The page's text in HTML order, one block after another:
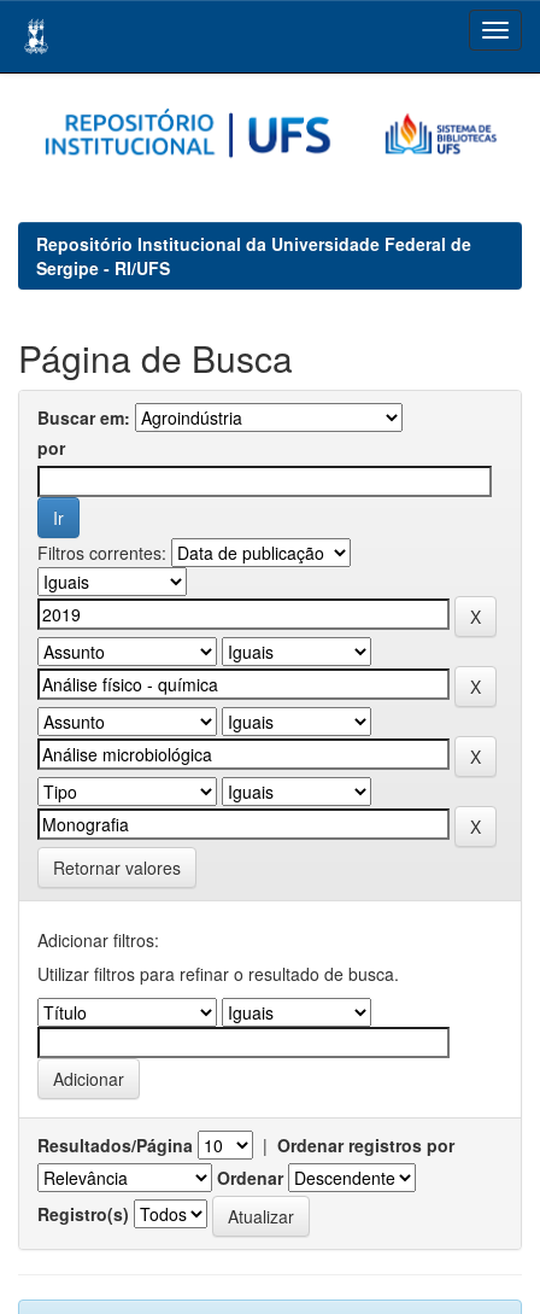
navigation
Repositório Institucional da Universidade Federal de
Sergipe - RI/UFS
Página de Busca
Buscar em:
por
Filtros correntes:
Retornar valores
Adicionar filtros:
Utilizar filtros para refinar o resultado de busca.
Resultados/Página | Ordenar registros por
Ordenar
Registro(s)